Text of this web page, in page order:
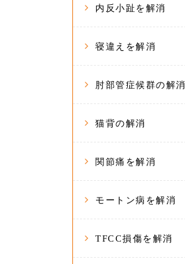
内反小趾を解消
寝違えを解消
肘部管症候群の解消
猫背の解消
関節痛を解消
モートン病を解消
TFCC損傷を解消